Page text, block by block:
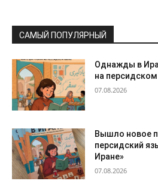
САМЫЙ ПОПУЛЯРНЫЙ
Однажды в
на
07.08.2026
Вышло новое
персидский
Иране»
07.08.2026